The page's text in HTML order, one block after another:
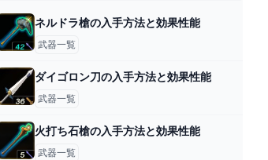
ネルドラ槍の入手方法と効果性能
武器一覧
ダイゴロン刀の入手方法と効果性能
武器一覧
火打ち石槍の入手方法と効果性能
武器一覧